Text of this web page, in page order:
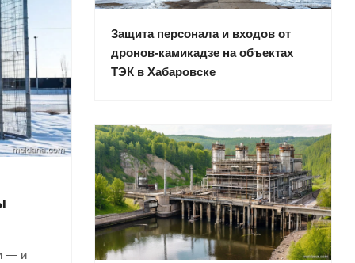
— и
Защита персонала и входов от
дронов-камикадзе на объектах
ТЭК в Хабаровске